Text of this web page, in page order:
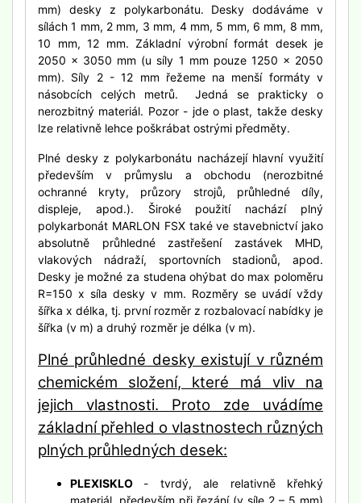
mm) desky z polykarbonátu. Desky dodáváme v
sílách 1 mm, 2 mm, 3 mm, 4 mm, 5 mm, 6 mm, 8 mm,
10 mm, 12 mm. Základní výrobní formát desek je
2050 x 3050 mm (u síly 1 mm pouze 1250 x 2050
mm). Síly 2 - 12 mm řežeme na menší formáty v
násobcích celých metrů. Jedná se prakticky o
nerozbitný materiál. Pozor - jde o plast, takže desky
lze relativně lehce poškrábat ostrými předměty.
Plné desky z polykarbonátu nacházejí hlavní využití
především v průmyslu a obchodu (nerozbitné
ochranné kryty, průzory strojů, průhledné díly,
displeje, apod.). Široké použití nachází plný
polykarbonát MARLON FSX také ve stavebnictví jako
absolutně průhledné zastřešení zastávek MHD,
vlakových nádraží, sportovních stadionů, apod.
Desky je možné za studena ohýbat do max poloměru
R=150 x síla desky v mm. Rozměry se uvádí vždy
šířka x délka, tj. první rozměr z rozbalovací nabídky je
šířka (v m) a druhý rozměr je délka (v m).
Plné průhledné desky existují v různém
chemickém složení, které má vliv na
jejich vlastnosti. Proto zde uvádíme
základní přehled o vlastnostech různých
plných průhledných desek:
PLEXISKLO - tvrdý, ale relativně křehký
materiál, především při řezání (v síle 2 – 5 mm)